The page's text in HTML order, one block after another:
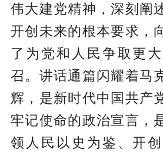
伟大建党精神，深刻阐
开创未来的根本要求，
了为党和人民争取更
召。讲话通篇闪耀着马
辉，是新时代中国共产
牢记使命的政治宣言，
领人民以史为鉴、开